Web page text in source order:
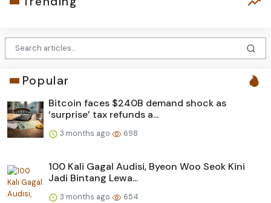
Popular
Bitcoin faces $240B demand shock as
‘surprise’ tax refunds a...
3 months ago 698
100 Kali Gagal Audisi, Byeon Woo Seok Kini
Jadi Bintang Lewa...
3 months ago 654